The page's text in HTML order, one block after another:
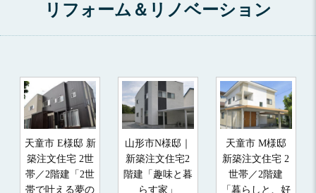
リフォーム＆リノベーション
天童市 E様邸 新
築注文住宅 2世
帯／2階建「2世
帯で叶える夢の
山形市N様邸｜
新築注文住宅2
階建「趣味と暮
らす家」
天童市 M様邸
新築注文住宅 2
世帯／2階建
「暮らしと、好